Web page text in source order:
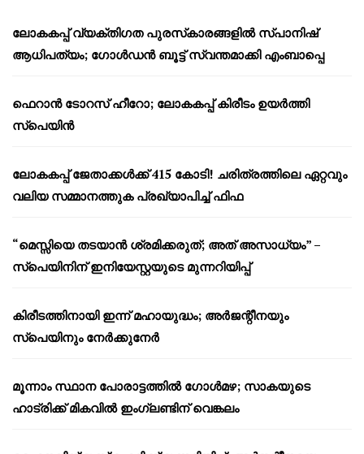
ലോകകപ്പ് വ്യക്തിഗത പുരസ്‌കാരങ്ങളിൽ സ്പാനിഷ്
ആധിപത്യം; ഗോൾഡൻ ബൂട്ട് സ്വന്തമാക്കി എംബാപ്പെ
ഫെറാൻ ടോറസ് ഹീറോ; ലോകകപ്പ് കിരീടം ഉയർത്തി
സ്പെയിൻ
ലോകകപ്പ് ജേതാക്കൾക്ക് 415 കോടി! ചരിത്രത്തിലെ ഏറ്റവും
വലിയ സമ്മാനത്തുക പ്രഖ്യാപിച്ച് ഫിഫ
“മെസ്സിയെ തടയാൻ ശ്രമിക്കരുത്; അത് അസാധ്യം” –
സ്പെയിനിന് ഇനിയേസ്റ്റയുടെ മുന്നറിയിപ്പ്
കിരീടത്തിനായി ഇന്ന് മഹായുദ്ധം; അർജന്റീനയും
സ്പെയിനും നേർക്കുനേർ
മൂന്നാം സ്ഥാന പോരാട്ടത്തിൽ ഗോൾമഴ; സാകയുടെ
ഹാട്രിക്ക് മികവിൽ ഇംഗ്ലണ്ടിന് വെങ്കലം